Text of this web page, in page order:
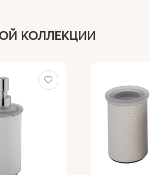
КОЛЛЕКЦИИ